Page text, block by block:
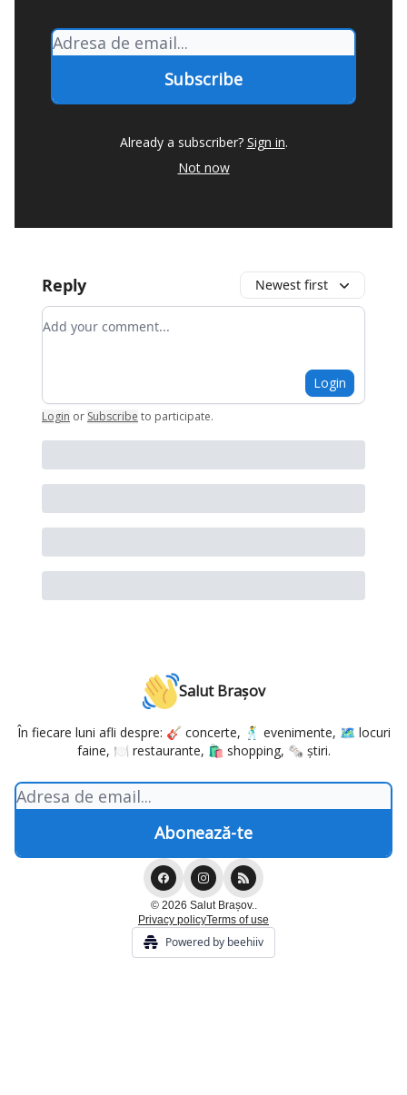
Already a subscriber? Sign in.
Not now
Reply Newest first
Add your comment
Login
Login or Subscribe to participate.
Salut Brașov
În fiecare luni afli despre: 🎸 concerte, 🕺 evenimente, 🗺️ locuri
faine, 🍽️ restaurante, 🛍️ shopping, 🗞️ știri.
© 2026 Salut Brașov..
Privacy policyTerms of use
Powered by beehiiv